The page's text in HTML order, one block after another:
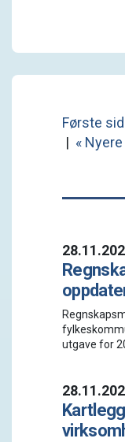
Første
| « Nyere
utgave for